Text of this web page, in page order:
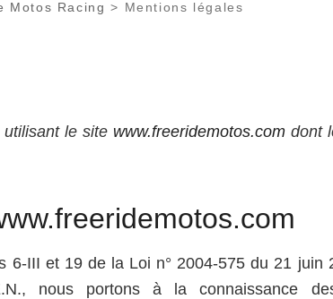
Motos Racing > Mentions légales
le site www.freeridemotos.com dont
6-III et 19 de la Loi n° 2004-575 du 21 juin
nous portons à la connaissance